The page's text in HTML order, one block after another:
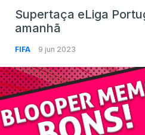
Supertaça eLiga
amanhã
FIFA 9 jun 2023